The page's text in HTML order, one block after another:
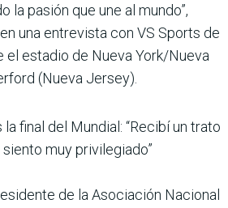
la pasión que une al mundo”,
una entrevista con VS Sports de
el estadio de Nueva York/Nueva
(Nueva Jersey).
la final del Mundial: “Recibí un trato
muy privilegiado”
de la Asociación Nacional